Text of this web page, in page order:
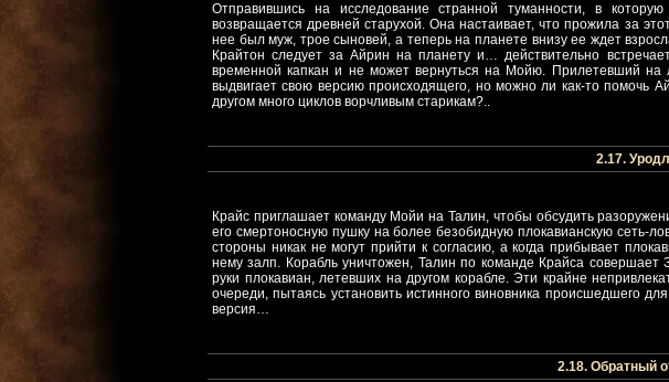
Отправившись на исследование странной туманности, в
возвращается древней старухой. Она настаивает, что прожила за
нее был муж, трое сыновей, а теперь на планете внизу ее ждет
Крайтон следует за Айрин на планету и… действительно
временной капкан и не может вернуться на Мойю. Прилетевший на
выдвигает свою версию происходящего, но можно ли как-то помочь
другом много циклов ворчливым старикам?..
2.17.
Крайс приглашает команду Мойи на Талин, чтобы обсудить
его смертоносную пушку на более безобидную плокавианскую сеть-
стороны никак не могут прийти к согласию, а когда прибывает
нему залп. Корабль уничтожен, Талин по команде Крайса
руки плокавиан, летевших на другом корабле. Эти крайне
очереди, пытаясь установить истинного виновника происшедшего
версия…
2.18. Обратный